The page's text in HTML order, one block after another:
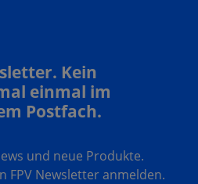
Kein
einmal im
Postfach.
und neue Produkte.
FPV Newsletter anmelden.